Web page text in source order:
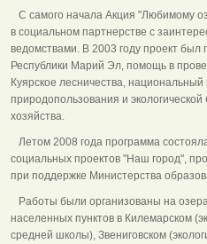
С самого начала Акция "Любимому
в социальном партнерстве с
ведомствами. В 2003 году проект
Республики Марий Эл, помощь в
Куярское лесничества,
природопользования и
хозяйства.
Летом 2008 года программа
социальных проектов "Наш город",
при поддержке Министерства
Работы были организованы на
населенных пунктов в Килемарском
средней школы), Звениговском